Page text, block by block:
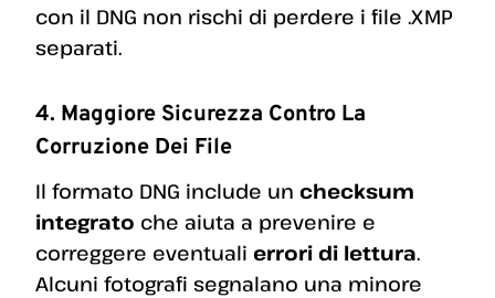
con il DNG non rischi di perdere i file .XMP
separati.
4. Maggiore Sicurezza Contro La
Corruzione Dei File
Il formato DNG include un checksum
integrato che aiuta a prevenire e
correggere eventuali errori di lettura.
Alcuni fotografi segnalano una minore